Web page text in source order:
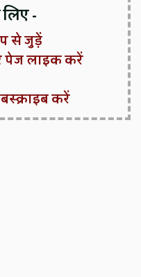
-
से जुड़ें
लाइक करें
करें